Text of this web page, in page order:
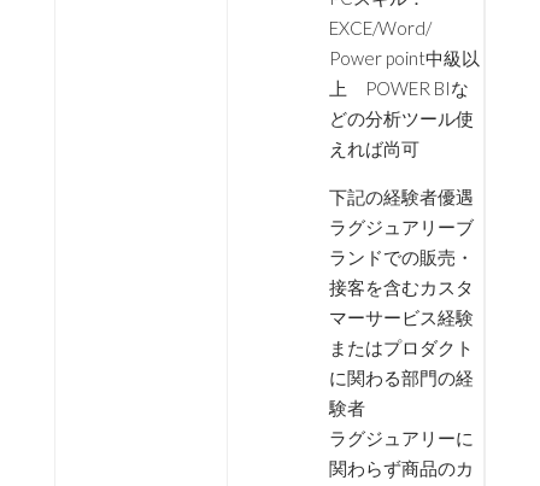
EXCE/Word/
Power point中級以
上 POWER BIな
どの分析ツール使
えれば尚可
下記の経験者優遇
ラグジュアリーブ
ランドでの販売・
接客を含むカスタ
マーサービス経験
またはプロダクト
に関わる部門の経
験者
ラグジュアリーに
関わらず商品のカ